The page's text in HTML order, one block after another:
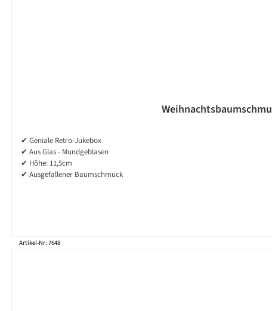
✔ Geniale Retro-Jukebox
✔ Aus Glas - Mundgeblasen
✔ Höhe: 11,5cm
✔ Ausgefallener Baumschmuck
Artikel-Nr: 7648